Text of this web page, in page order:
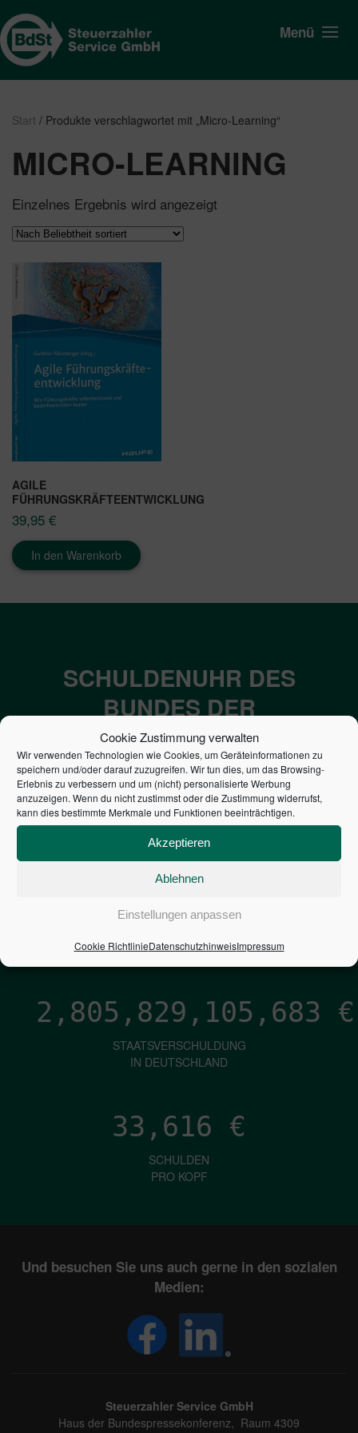
Cookie Zustimmung verwalten
Wir verwenden Technologien wie Cookies, um Geräteinformationen zu
speichern und/oder darauf zuzugreifen. Wir tun dies, um das Browsing-
Erlebnis zu verbessern und um (nicht) personalisierte Werbung
anzuzeigen. Wenn du nicht zustimmst oder die Zustimmung widerrufst,
kann dies bestimmte Merkmale und Funktionen beeinträchtigen.
Akzeptieren
Ablehnen
Einstellungen anpassen
Cookie RichtlinieDatenschutzhinweisImpressum
Menü
Start / Produkte verschlagwortet mit „Micro-Learning“
MICRO-LEARNING
Einzelnes Ergebnis wird angezeigt
AGILE
FÜHRUNGSKRÄFTEENTWICKLUNG
39,95 €
In den Warenkorb
SCHULDENUHR DES
BUNDES DER
STEUERZAHLER
7,052€
NEUVERSCHULDUNG
PRO SEKUNDE
2,805,829,106,924 €
STAATSVERSCHULDUNG
IN DEUTSCHLAND
33,616 €
SCHULDEN
PRO KOPF
Und besuchen Sie uns auch gerne in den sozialen
Medien:
Steuerzahler Service GmbH
Haus der Bundespressekonferenz, Raum 4309